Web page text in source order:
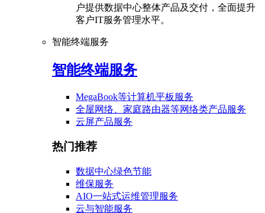
户提供数据中心整体产品及交付，全面提升
客户IT服务管理水平。
智能终端服务
智能终端服务
MegaBook等计算机平板服务
全屋网络、家庭路由器等网络类产品服务
云屏产品服务
热门推荐
数据中心绿色节能
维保服务
AIO一站式运维管理服务
云与智能服务